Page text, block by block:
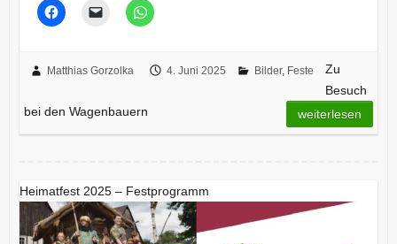
Matthias Gorzolka 4. Juni 2025 Bilder, Feste
Zu
Besuch
bei den Wagenbauern
weiterlesen
Heimatfest 2025 – Festprogramm